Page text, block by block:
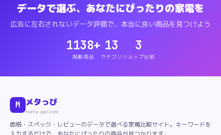
データで選ぶ、あなたにぴったりの家電を
広告に左右されないデータ評価で、本当に良い商品を見つけよう
1138+
掲載商品
13
カテゴリ
3
ショップ比較
M メタっぴ
meta-ppi.com
価格・スペック・レビューのデータで選べる家電比較サイト。キーワードを